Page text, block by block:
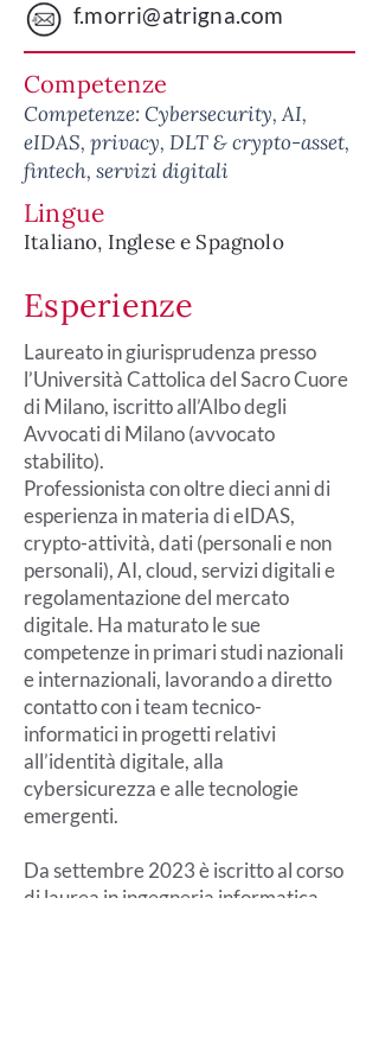
f.morri@atrigna.com
Competenze
Competenze: Cybersecurity, AI,
eIDAS, privacy, DLT & crypto-asset,
fintech, servizi digitali
Lingue
Italiano, Inglese e Spagnolo
Esperienze
Laureato in giurisprudenza presso
l’Università Cattolica del Sacro Cuore
di Milano, iscritto all’Albo degli
Avvocati di Milano (avvocato
stabilito).
Professionista con oltre dieci anni di
esperienza in materia di eIDAS,
crypto-attività, dati (personali e non
personali), AI, cloud, servizi digitali e
regolamentazione del mercato
digitale. Ha maturato le sue
competenze in primari studi nazionali
e internazionali, lavorando a diretto
contatto con i team tecnico-
informatici in progetti relativi
all’identità digitale, alla
cybersicurezza e alle tecnologie
emergenti.
Da settembre 2023 è iscritto al corso
di laurea in ingegneria informatica